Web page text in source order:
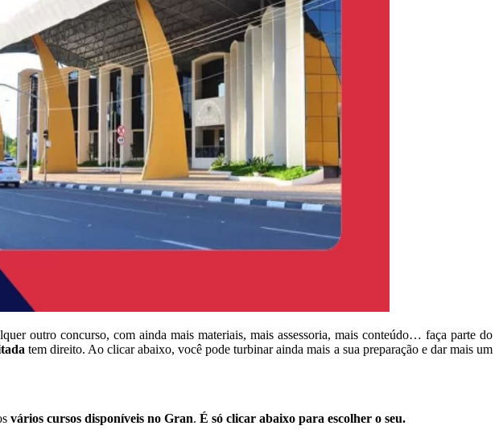
outro concurso, com ainda mais materiais, mais assessoria, mais conteúdo… faça parte do
tem direito. Ao clicar abaixo, você pode turbinar ainda mais a sua preparação e dar mais um
vários cursos disponíveis no Gran. É só clicar abaixo para escolher o seu.